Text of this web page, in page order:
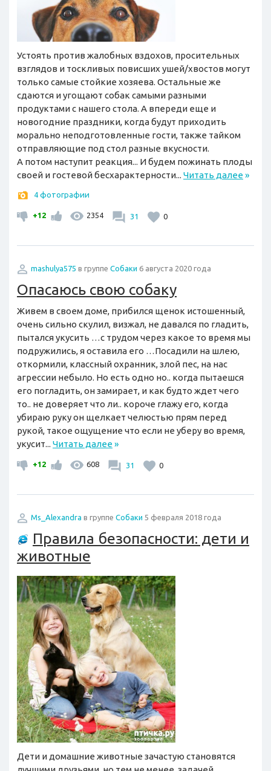
Устоять против жалобных вздохов, просительных
взглядов и тоскливых повисших ушей/хвостов могут
только самые стойкие хозяева. Остальные же
сдаются и угощают собак самыми разными
продуктами с нашего стола. А впереди еще и
новогодние праздники, когда будут приходить
морально неподготовленные гости, также тайком
отправляющие под стол разные вкусности.
А потом наступит реакция... И будем пожинать плоды
своей и гостевой бесхарактерности... Читать далее»
4 фотографии
+12 2354 31 0
mashulya575 в группе Собаки 6 августа 2020 года
Опасаюсь свою собаку
Живем в своем доме, прибился щенок истошенный,
очень сильно скулил, визжал, не давался по гладить,
пытался укусить …с трудом через какое то время мы
подружились, я оставила его …Посадили на шлею,
откормили, классный охранник, злой пес, на нас
агрессии небыло. Но есть одно но.. когда пытаешся
его погладить, он замирает, и как будто ждет чего
то.. не доверяет что ли.. короче глажу его, когда
убираю руку он щелкает челюстью прям перед
рукой, такое ощущение что если не уберу во время,
укусит... Читать далее»
+12 608 31 0
Ms_Alexandra в группе Собаки 5 февраля 2018 года
Правила безопасности: дети и
животные
Дети и домашние животные зачастую становятся